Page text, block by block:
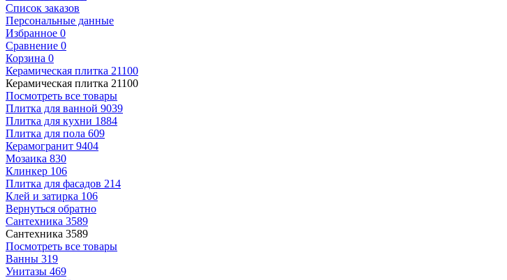
Список заказов
Персональные данные
Избранное 0
Сравнение 0
Корзина 0
Керамическая плитка 21100
Керамическая плитка 21100
Посмотреть все товары
Плитка для ванной 9039
Плитка для кухни 1884
Плитка для пола 609
Керамогранит 9404
Мозаика 830
Клинкер 106
Плитка для фасадов 214
Клей и затирка 106
Вернуться обратно
Сантехника 3589
Сантехника 3589
Посмотреть все товары
Ванны 319
Унитазы 469